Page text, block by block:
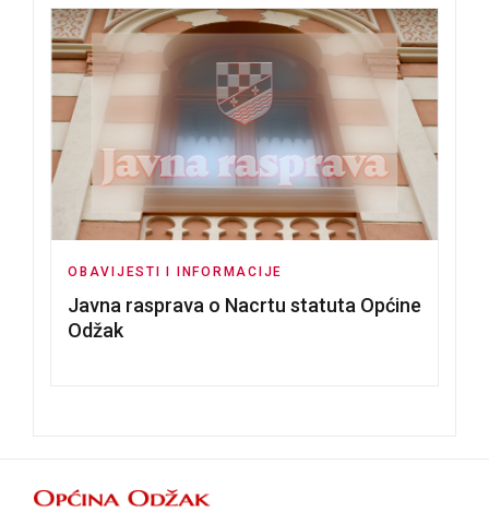
OBAVIJESTI I INFORMACIJE
Javna rasprava o Nacrtu statuta Općine
Odžak